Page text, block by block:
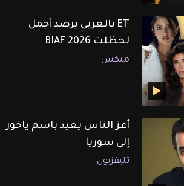
ET بالعربي يرصد أجمل
لحظلت BIAF 2026
ميكس
أعز الناس يعيد باسم ياخور
إلى سوريا
تليفزيون